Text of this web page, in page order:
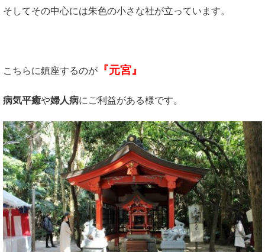
そしてその中心には朱色の小さな社が立っています。
こちらに鎮座するのが 『元宮』
病気平癒や婦人病にご利益がある様です。